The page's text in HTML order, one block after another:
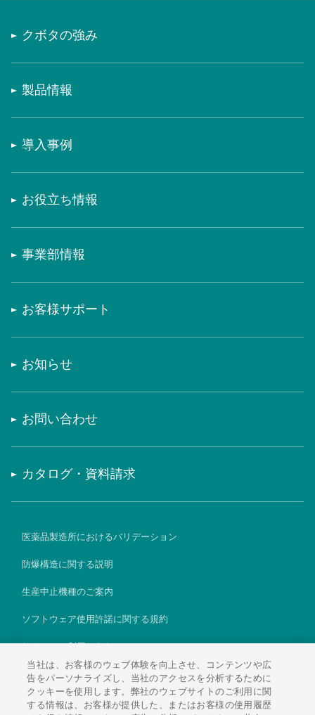
クボタの強み
製品情報
導入事例
お役立ち情報
事業部情報
お客様サポート
お知らせ
お問い合わせ
カタログ・資料請求
医薬品製造所におけるバリデーション
防爆構造に関する説明
生産中止機種のご案内
ソフトウェア使用許諾に関する規約
サイトのご利用にあたって
個人情報保護方針
Global
当社は、お客様のウェブ体験を向上させ、コンテンツや広
告をパーソナライズし、当社のアクセスを分析するために
クッキーを使用します。弊社のウェブサイトのご利用に関
する情報は、お客様が提供した、またはお客様の使用履歴